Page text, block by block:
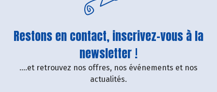
Restons en contact, inscrivez-vous à la
newsletter !
....et retrouvez nos offres, nos événements et nos
actualités.